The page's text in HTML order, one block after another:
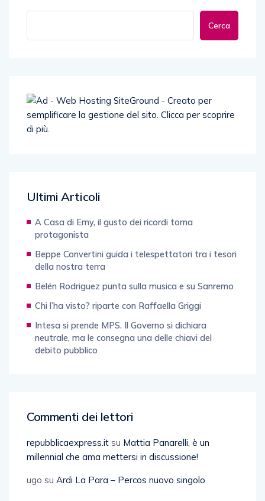
Cerca
Ultimi Articoli
A Casa di Emy, il gusto dei ricordi torna
protagonista
Beppe Convertini guida i telespettatori tra i tesori
della nostra terra
Belén Rodriguez punta sulla musica e su Sanremo
Chi l’ha visto? riparte con Raffaella Griggi
Intesa si prende MPS. Il Governo si dichiara
neutrale, ma le consegna una delle chiavi del
debito pubblico
Commenti dei lettori
repubblicaexpress.it su Mattia Panarelli, è un
millennial che ama mettersi in discussione!
ugo su Ardi La Para – Percos nuovo singolo